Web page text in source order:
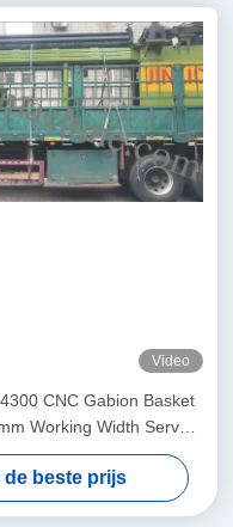
Video
CNC Gabion Basket
Working Width Servo-
Twist Mesh Equipment
de beste prijs